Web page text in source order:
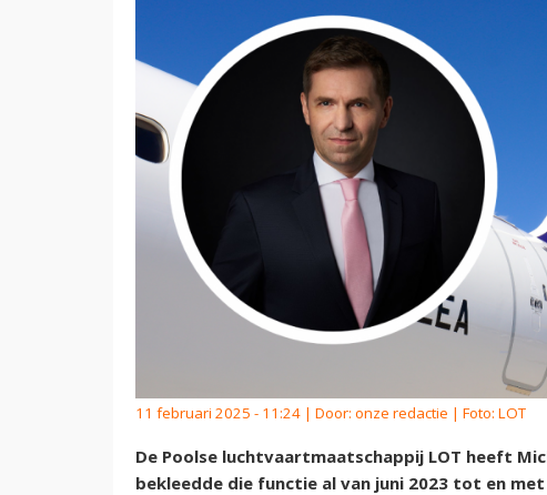
11 februari 2025 - 11:24 | Door: onze redactie | Foto: LOT
De Poolse luchtvaartmaatschappij LOT heeft
bekleedde die functie al van juni 2023 tot en